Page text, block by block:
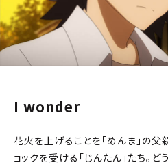
I wonder
花火を上げることを「めんま」の父
ョックを受ける「じんたん」たち。